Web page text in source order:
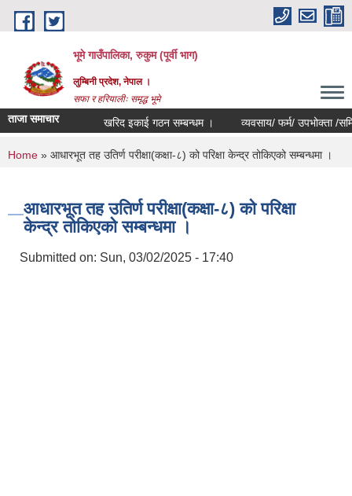
Skip to main content
भूमे गाउँपालिका, रुकुम (पूर्वी भाग)
लुम्बिनी प्रदेश, नेपाल ।
सफा र हरियालीः समृद्ध भूमे
ताजा समाचार खरिद इकाई गठन सम्बन्धम । व्यवसाय/ फर्म/ उपभोक्ता /समिति/
You are here
Home » आधारभूत तह उतिर्ण परीक्षा(कक्षा-८) को परिक्षा केन्द्र तोकिएको सम्बन्धमा ।
आधारभूत तह उतिर्ण परीक्षा(कक्षा-८) को परिक्षा
केन्द्र तोकिएको सम्बन्धमा ।
Submitted on: Sun, 03/02/2025 - 17:40